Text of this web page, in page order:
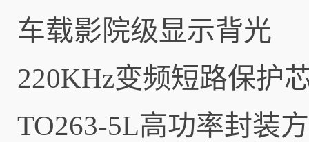
车载影院级显示背光
220KHz变频短路保护
TO263-5L高功率封装